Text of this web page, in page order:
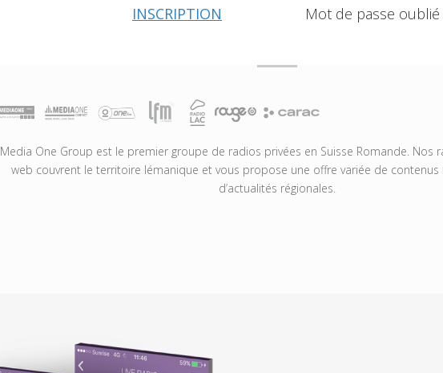
INSCRIPTION Mot de passe oublié
Media One Group est le premier groupe de radios privées en Suisse Romande. Nos
web couvrent le territoire lémanique et vous propose une offre variée de contenus
d’actualités régionales.